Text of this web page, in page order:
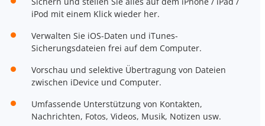
iPod mit einem Klick wieder her.
Verwalten Sie iOS-Daten und iTunes-
Sicherungsdateien frei auf dem Computer.
Vorschau und selektive Übertragung von Dateien
zwischen iDevice und Computer.
Umfassende Unterstützung von Kontakten,
Nachrichten, Fotos, Videos, Musik, Notizen usw.